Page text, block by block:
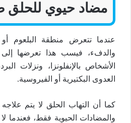
مضاد حيوي للحلق
عندما تتعرض منطقة البلعوم أو
والدفء، فيسب هذا تعرضها إلى
الأشخاص بالإنفلونزا، ونزلات
العدوى البكتيرية أو الفيروسية.
كما أن التهاب الحلق لا يتم
والمضادات الحيوية فقط، فعندما لا